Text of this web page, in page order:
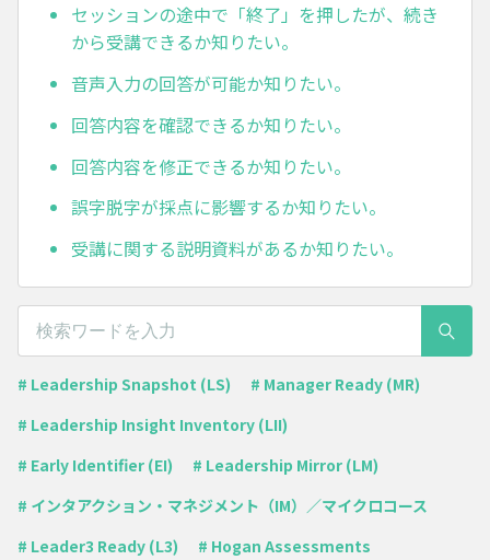
セッションの途中で「終了」を押したが、続き
から受講できるか知りたい。
音声入力の回答が可能か知りたい。
回答内容を確認できるか知りたい。
回答内容を修正できるか知りたい。
誤字脱字が採点に影響するか知りたい。
受講に関する説明資料があるか知りたい。
# Leadership Snapshot (LS)
# Manager Ready (MR)
# Leadership Insight Inventory (LII)
# Early Identifier (EI)
# Leadership Mirror (LM)
# インタアクション・マネジメント（IM）／マイクロコース
# Leader3 Ready (L3)
# Hogan Assessments